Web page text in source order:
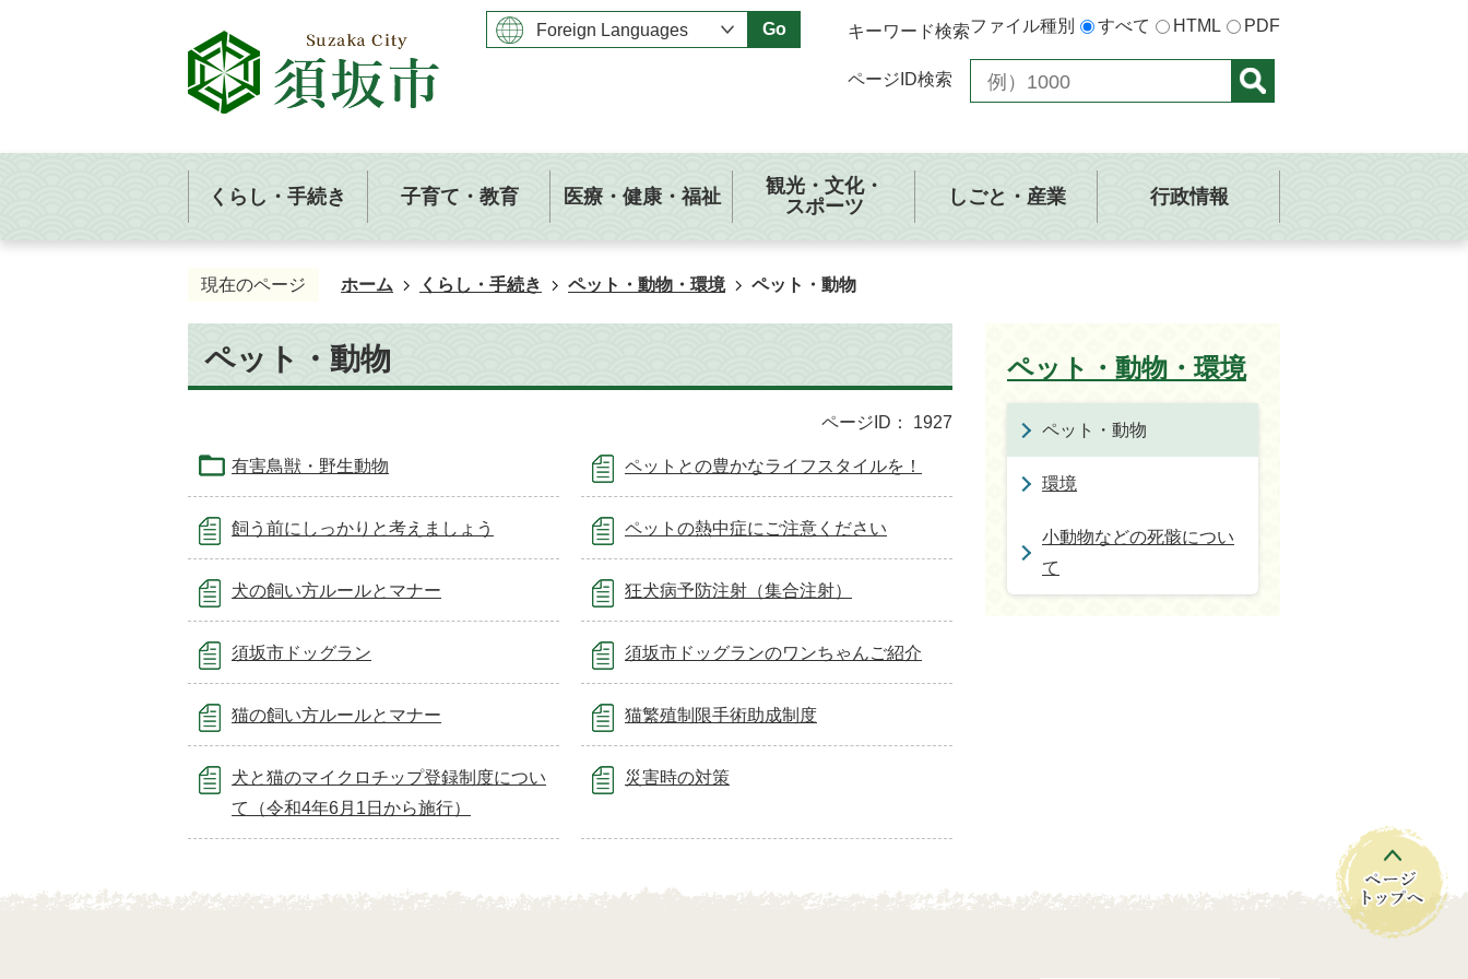
Go キーワード検索ファイル種別 すべて HTML PDF
ページID検索
くらし・手続き 子育て・教育 医療・健康・福祉
観光・文化・
スポーツ
しごと・産業 行政情報
現在のページ ホーム くらし・手続き ペット・動物・環境 ペット・動物
ペット・動物
ページID： 1927
有害鳥獣・野生動物 ペットとの豊かなライフスタイルを！
飼う前にしっかりと考えましょう ペットの熱中症にご注意ください
犬の飼い方ルールとマナー 狂犬病予防注射（集合注射）
須坂市ドッグラン 須坂市ドッグランのワンちゃんご紹介
猫の飼い方ルールとマナー 猫繁殖制限手術助成制度
犬と猫のマイクロチップ登録制度につい
て（令和4年6月1日から施行）
災害時の対策
ペット・動物・環境
ペット・動物
環境
小動物などの死骸につい
て